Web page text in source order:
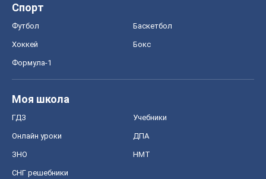
Спорт
Футбол Баскетбол
Хоккей Бокс
Формула-1
Моя школа
ГДЗ Учебники
Онлайн уроки ДПА
ЗНО НМТ
СНГ решебники